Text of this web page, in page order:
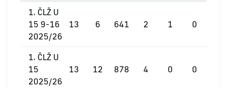
1. ČLŽ U
15 9-16
2025/26
13 6 641 2 1 0
1. ČLŽ U
15
2025/26
13 12 878 4 0 0